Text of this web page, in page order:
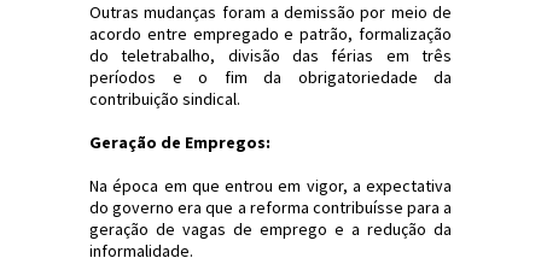
Outras mudanças foram a demissão por meio de
acordo entre empregado e patrão, formalização
do teletrabalho, divisão das férias em três
períodos e o fim da obrigatoriedade da
contribuição sindical.
Geração de Empregos:
Na época em que entrou em vigor, a expectativa
do governo era que a reforma contribuísse para a
geração de vagas de emprego e a redução da
informalidade.